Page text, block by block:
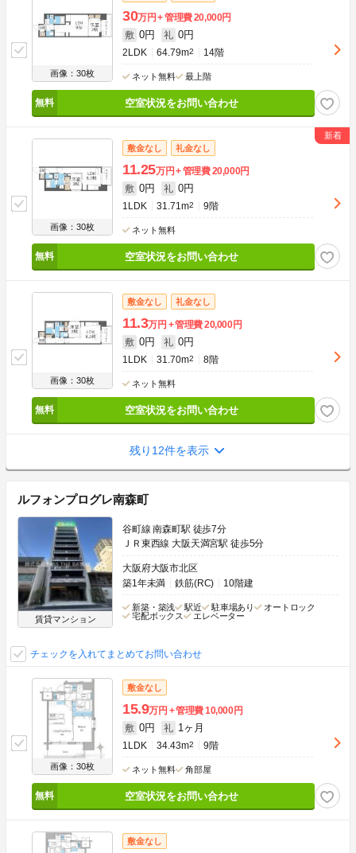
画像：30枚
30万円 管理費20,000円
敷 0円 礼 0円
2LDK 64.79m2 14階
ネット無料 最上階
空室状況をお問い合わせ
画像：30枚
敷金なし 礼金なし
11.25万円 管理費20,000円
敷 0円 礼 0円
1LDK 31.71m2 9階
ネット無料
空室状況をお問い合わせ
画像：30枚
敷金なし 礼金なし
11.3万円 管理費20,000円
敷 0円 礼 0円
1LDK 31.70m2 8階
ネット無料
空室状況をお問い合わせ
残り12件を表示
ルフォンプログレ南森町
賃貸マンション
谷町線 南森町駅 徒歩7分
ＪＲ東西線 大阪天満宮駅 徒歩5分
大阪府大阪市北区
築1年未満
鉄筋(RC) 10階建
新築・築浅 駅近 駐車場あり
オートロック
宅配ボックス
エレベーター
チェックを入れてまとめてお問い合わせ
画像：30枚
敷金なし
15.9万円 管理費10,000円
敷 0円 礼 1ヶ月
1LDK 34.43m2 9階
ネット無料 角部屋
空室状況をお問い合わせ
敷金なし